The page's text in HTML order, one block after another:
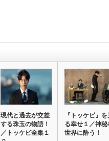
現代と過去が交差
する珠玉の物語！
／トッケビ全集１
『トッケビ』を
る幸せ１／神秘
世界に酔う！